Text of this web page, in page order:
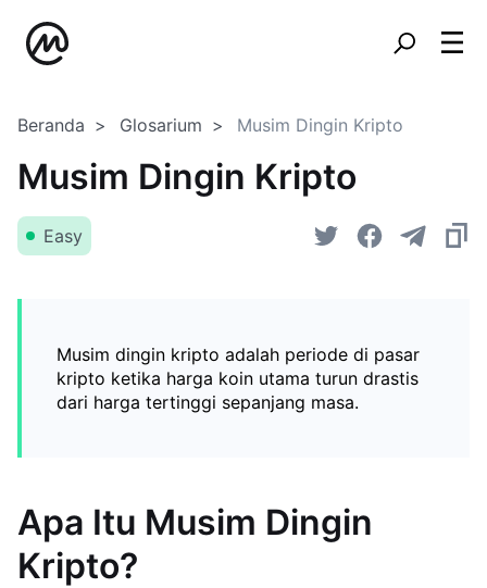
Beranda Glosarium Musim Dingin Kripto
Musim Dingin Kripto
Easy
Musim dingin kripto adalah periode di pasar
kripto ketika harga koin utama turun drastis
dari harga tertinggi sepanjang masa.
Apa Itu Musim Dingin
Kripto?